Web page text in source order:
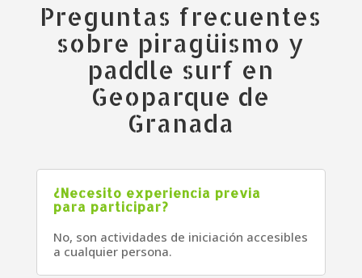
Preguntas frecuentes
sobre piragüismo y
paddle surf en
Geoparque de
Granada
¿Necesito experiencia previa
para participar?
No, son actividades de iniciación accesibles
a cualquier persona.